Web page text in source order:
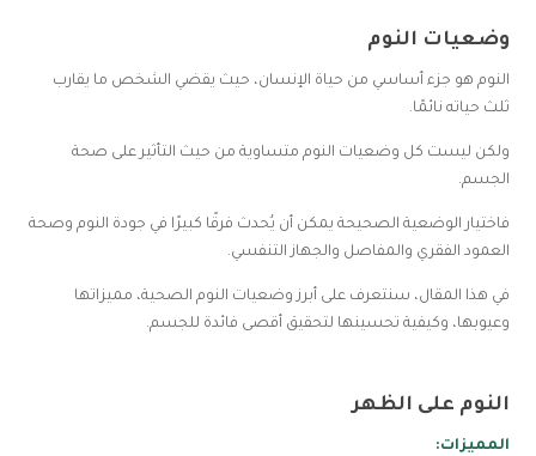
وضعيات النوم
النوم هو جزء أساسي من حياة الإنسان، حيث يقضي الشخص ما يقارب
ثلث حياته نائمًا.
ولكن ليست كل وضعيات النوم متساوية من حيث التأثير على صحة
الجسم.
فاختيار الوضعية الصحيحة يمكن أن يُحدث فرقًا كبيرًا في جودة النوم وصحة
العمود الفقري والمفاصل والجهاز التنفسي.
في هذا المقال، سنتعرف على أبرز وضعيات النوم الصحية، مميزاتها
وعيوبها، وكيفية تحسينها لتحقيق أقصى فائدة للجسم.
النوم على الظهر
المميزات: